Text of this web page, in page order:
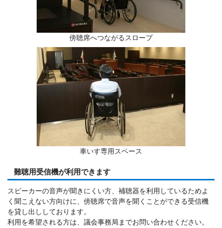
傍聴席へつながるスロープ
車いす専用スペース
難聴用受信機が利用できます
スピーカーの音声が聞きにくい方、補聴器を利用しているためよ
く聞こえない方向けに、傍聴席で音声を聞くことができる受信機
を貸し出ししております。
利用を希望される方は、議会事務局までお問い合わせください。